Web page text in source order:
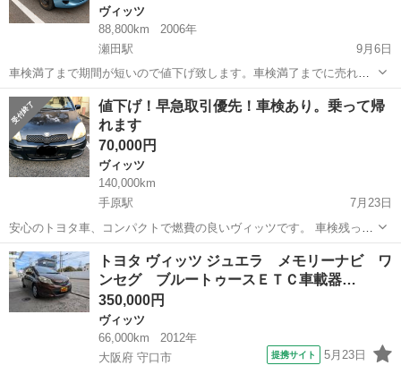
ヴィッツ
88,800km
2006年
瀬田駅
9月6日
車検満了まで期間が短いので値下げ致します。車検満了までに売れな
い場合は解体屋さんに引き取ってもらい永久抹消する予定です。 サイ
ズも小さめで小回りが利く、普段使いに便利なお車です。車内には収
納するスペースやポケットが沢山ある...
滋賀 大津市 瀬田駅 ヴィッツ
値下げ！早急取引優先！車検あり。乗って帰
れます
70,000円
ヴィッツ
140,000km
手原駅
7月23日
安心のトヨタ車、コンパクトで燃費の良いヴィッツです。 車検残って
ますので、乗って帰れます。 修復歴ありません。 タイヤは、昨年の車
検時に新品に交換しました。 ETC付いてます。ナビは外しましたが、
オーディオは付いてます。オー...
滋賀 栗東市 手原駅
トヨタ ヴィッツ ジュエラ メモリーナビ ワ
ンセグ ブルートゥースＥＴＣ車載器…
350,000円
ヴィッツ
66,000km
2012年
大阪府 守口市
提携サイト 5月23日